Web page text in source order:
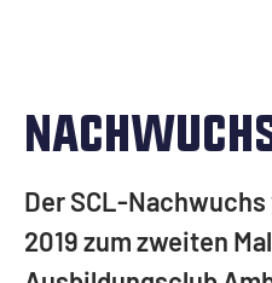
Brust rechts
Bauch unten
Rücken unten
Stulpen Knie -
Stulpen unten -
Der SCL-
2019 zum zweiten